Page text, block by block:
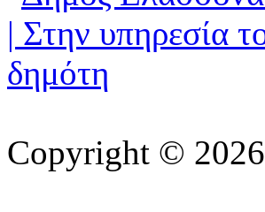
Copyright © 2026